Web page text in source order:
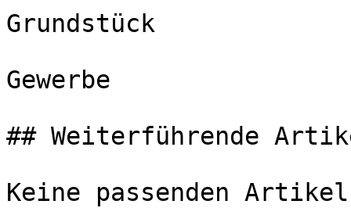
Grundstück
Gewerbe
## Weiterführende
Keine passenden